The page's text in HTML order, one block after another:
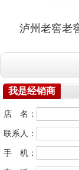
泸州老窖老
我是经销商
店 名：
联系人：
手 机：